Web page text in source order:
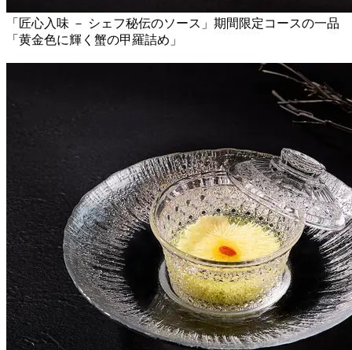
「匠心入味 － シェフ秘伝のソース」期間限定コースの一品
「黄金色に輝く蟹の甲羅詰め」